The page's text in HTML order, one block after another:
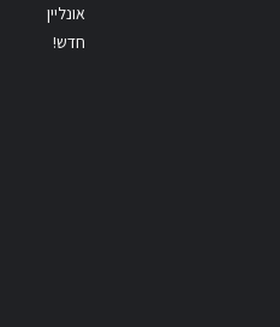
אונליין
חדש!